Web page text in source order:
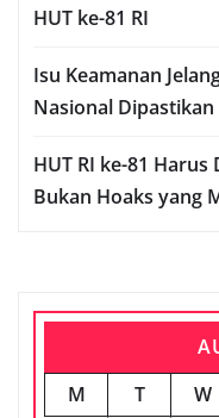
HUT ke-81 RI
Isu Keamanan
Nasional
HUT RI ke-81
Bukan Hoaks yang
M
T W